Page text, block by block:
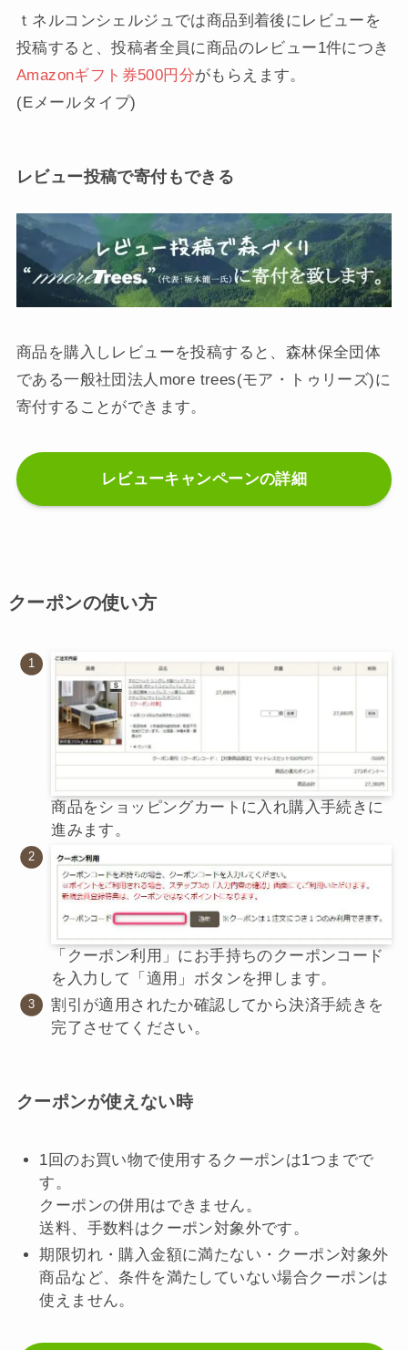
ｔネルコンシェルジュでは商品到着後にレビューを
投稿すると、投稿者全員に商品のレビュー1件につき
Amazonギフト券500円分がもらえます。
(Eメールタイプ)
レビュー投稿で寄付もできる
商品を購入しレビューを投稿すると、森林保全団体
である一般社団法人more trees(モア・トゥリーズ)に
寄付することができます。
レビューキャンペーンの詳細
クーポンの使い方
商品をショッピングカートに入れ購入手続きに
進みます。
「クーポン利用」にお手持ちのクーポンコード
を入力して「適用」ボタンを押します。
割引が適用されたか確認してから決済手続きを
完了させてください。
クーポンが使えない時
1回のお買い物で使用するクーポンは1つまでで
す。
クーポンの併用はできません。
送料、手数料はクーポン対象外です。
期限切れ・購入金額に満たない・クーポン対象外
商品など、条件を満たしていない場合クーポンは
使えません。